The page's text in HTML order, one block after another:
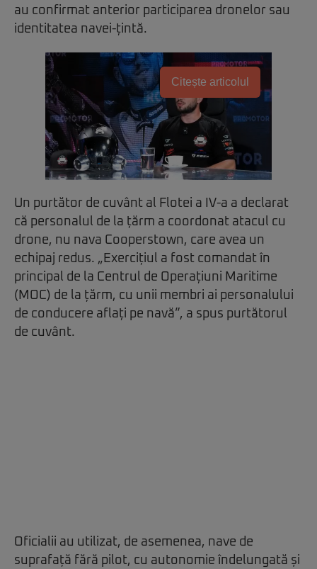
au confirmat anterior participarea dronelor sau
identitatea navei-țintă.
Citește articolul
Un purtător de cuvânt al Flotei a IV-a a declarat
că personalul de la țărm a coordonat atacul cu
drone, nu nava Cooperstown, care avea un
echipaj redus. „Exercițiul a fost comandat în
principal de la Centrul de Operațiuni Maritime
(MOC) de la țărm, cu unii membri ai personalului
de conducere aflați pe navă”, a spus purtătorul
de cuvânt.
Oficialii au utilizat, de asemenea, nave de
suprafață fără pilot, cu autonomie îndelungată și